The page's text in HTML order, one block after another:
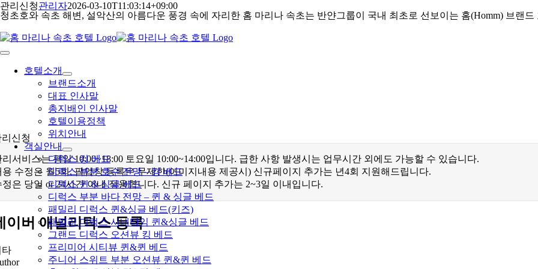
콘
텐
츠
로
건
청초호와 속초 해변, 설악산의 아름다운 풍경 속에 자리한 홈 마리나 속초는 반얀그룹이 국내 최초로 선보이는 홈(Homm) 브랜드
Toggle
Navigation호텔소개
브랜드소개
대표 인사말
총지배인 인사말
호텔이용정책
위치안내
객실안내
디럭스 킹 베드
디럭스 부분 호수 전망 – 킹 베드
디럭스 퀸 & 싱글 베드
디럭스 부분 바다 전망 – 퀸 & 싱글 베드
패밀리 디럭스 퀸&싱글 베드(키즈)
패밀리 디럭스 시네타임 퀸&싱글 베드
그랜드 디럭스 오션뷰 킹 베드
프리미어 시티뷰 퀸&퀸 베드
주니어 스위트 부분 오션뷰 퀸&퀸 베드
관리신청관리자2026-03-10T11:03:14+09:00
신청
리서비스는 평일 10:00~18:00 토요일 10:00~14:00입니다. 급한 사항 발생시는 업무시간 외에도 가능할 수 있습니다.
용 수정은 월5회, 팝업창 등록은 무제한(이미지내용 제공시) 신규페이지 추가는 년4회 지원해드립니다.
정은 당일 or 24시간 이내 적용합니다. 신규 페이지 추가는 2~3일 이내입니다.
이버 애널리틱스 등록